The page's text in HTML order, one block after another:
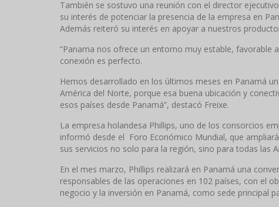
También se sostuvo una reunión con el director
su interés de potenciar la presencia de la empresa en
Además reiteró su interés en apoyar a nuestros
“Panama nos ofrece un entorno muy estable, favorable
conexión es perfecto.
Hemos desarrollado en los últimos meses en Panamá
América del Norte, porque esa buena ubicación y
esos países desde Panamá”, destacó Freixe.
La empresa holandesa Phillips, uno de los consorcios
informó desde el Foro Económico Mundial, que
sus servicios no solo para la región, sino para todas las
En el mes marzo, Phillips realizará en Panamá una
responsables de las operaciones en 102 países, con el
negocio y la inversión en Panamá, como sede principal